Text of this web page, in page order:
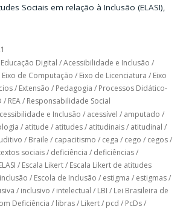
Sociais em relação à Inclusão (ELASI),
Digital /Acessibilidade e Inclusão /
Eixo de Computação / Eixo de Licenciatura / Eixo
/ Extensão / Pedagogia / Processos Didático-
/ REA/ Responsabilidade Social
e Inclusão / acessível / amputado /
/ atitude / atitudes/ atitudinais/ atitudinal /
/ Braile / capacitismo / cega / cego / cegos/
sociais/ deficiência / deficiências/
/ Escala Likert/ Escala Likert de atitudes
/ Escola de Inclusão / estigma / estigmas/
/ inclusivo / intelectual / LBI / Lei Brasileira de
Deficiência / libras/ Likert/ pcd / PcDs/